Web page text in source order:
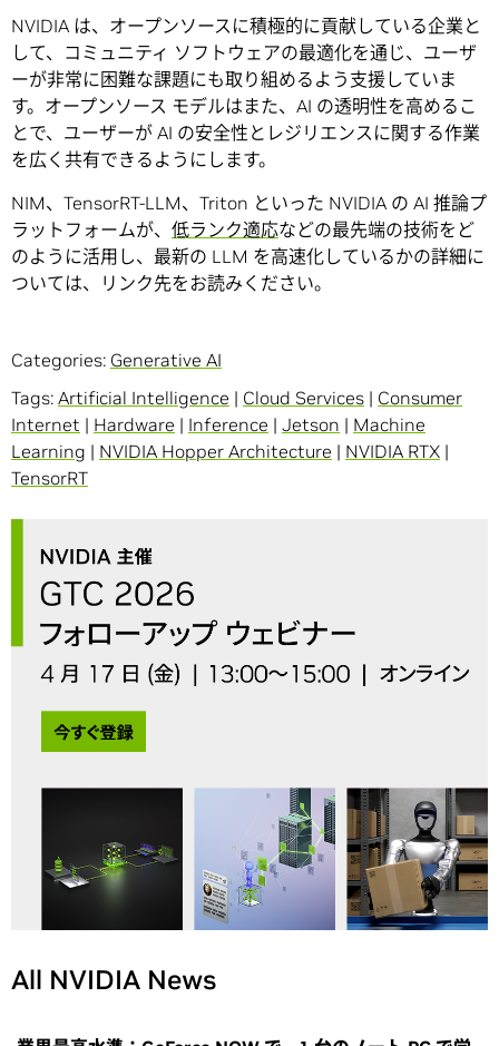
NVIDIA は、オープンソースに積極的に貢献している企業と
して、コミュニティ ソフトウェアの最適化を通じ、ユーザ
ーが非常に困難な課題にも取り組めるよう支援していま
す。オープンソース モデルはまた、AI の透明性を高めるこ
とで、ユーザーが AI の安全性とレジリエンスに関する作業
を広く共有できるようにします。
NIM、TensorRT-LLM、Triton といった NVIDIA の AI 推論プ
ラットフォームが、 低ランク適応などの最先端の技術をど
のように活用し、最新の LLM を高速化しているかの詳細に
ついては、リンク先をお読みください。
Categories: Generative AI
Tags: Artificial Intelligence | Cloud Services | Consumer
Internet | Hardware | Inference | Jetson | Machine
Learning | NVIDIA Hopper Architecture | NVIDIA RTX |
TensorRT
All NVIDIA News